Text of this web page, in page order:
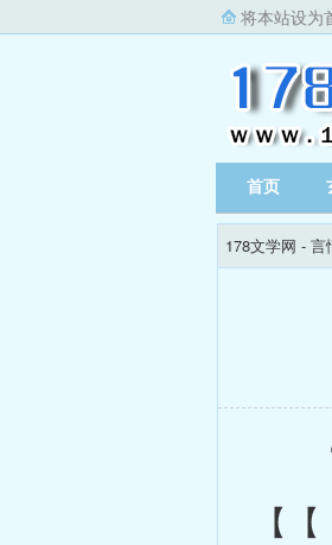
将本站设为
首页
178文学网 - 言
“
【